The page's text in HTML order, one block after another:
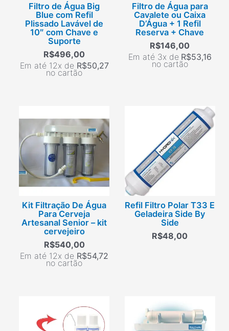
Filtro de Água Big
Blue com Refil
Plissado Lavável de
10″ com Chave e
Suporte
R$496,00
Em até 12x de R$50,27
no cartão
Filtro de Água para
Cavalete ou Caixa
D’Água + 1 Refil
Reserva + Chave
R$146,00
Em até 3x de R$53,16
no cartão
Kit Filtração De Água
Para Cerveja
Artesanal Senior – kit
cervejeiro
R$540,00
Em até 12x de R$54,72
no cartão
Refil Filtro Polar T33 E
Geladeira Side By
Side
R$48,00